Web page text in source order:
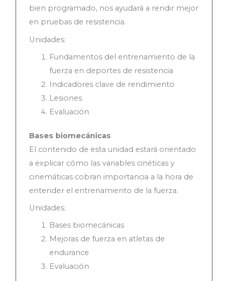
bien programado, nos ayudará a rendir mejor
en pruebas de resistencia.
Unidades:
Fundamentos del entrenamiento de la
fuerza en deportes de resistencia
Indicadores clave de rendimiento
Lesiones
Evaluación
Bases biomecánicas
El contenido de esta unidad estará orientado
a explicar cómo las variables cinéticas y
cinemáticas cobran importancia a la hora de
entender el entrenamiento de la fuerza.
Unidades:
Bases biomecánicas
Mejoras de fuerza en atletas de
endurance
Evaluación